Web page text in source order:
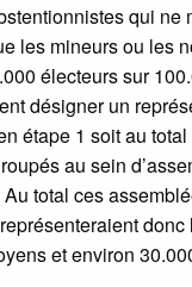
qui ne
les mineurs ou les
électeurs sur
désigner un
étape 1 soit au total
au sein
total ces
et environ